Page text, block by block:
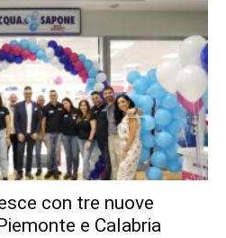
con tre nuove
e Calabria